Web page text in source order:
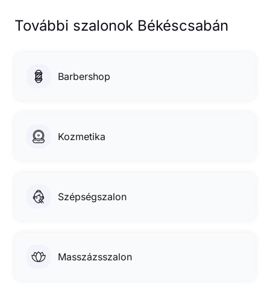
További szalonok Békéscsabán
Barbershop
Kozmetika
Szépségszalon
Masszázsszalon